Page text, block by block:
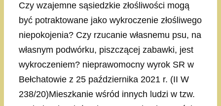
Czy wzajemne sąsiedzkie złośliwości mogą
być potraktowane jako wykroczenie złośliwego
niepokojenia? Czy rzucanie własnemu psu, na
własnym podwórku, piszczącej zabawki, jest
wykroczeniem? nieprawomocny wyrok SR w
Bełchatowie z 25 października 2021 r. (II W
238/20)Mieszkanie wśród innych ludzi w tzw.